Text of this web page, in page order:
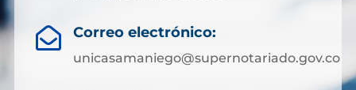
 Correo electrónico:
unicasamaniego@supernotariado.gov.co